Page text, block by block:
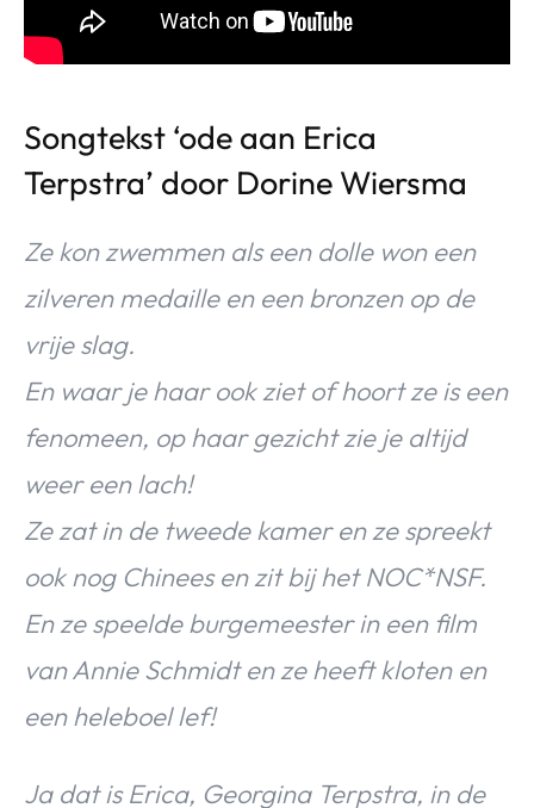
Songtekst ‘ode aan Erica
Terpstra’ door Dorine Wiersma
Ze kon zwemmen als een dolle won een
zilveren medaille en een bronzen op de
vrije slag.
En waar je haar ook ziet of hoort ze is een
fenomeen, op haar gezicht zie je altijd
weer een lach!
Ze zat in de tweede kamer en ze spreekt
ook nog Chinees en zit bij het NOC*NSF.
En ze speelde burgemeester in een film
van Annie Schmidt en ze heeft kloten en
een heleboel lef!
Ja dat is Erica, Georgina Terpstra, in de